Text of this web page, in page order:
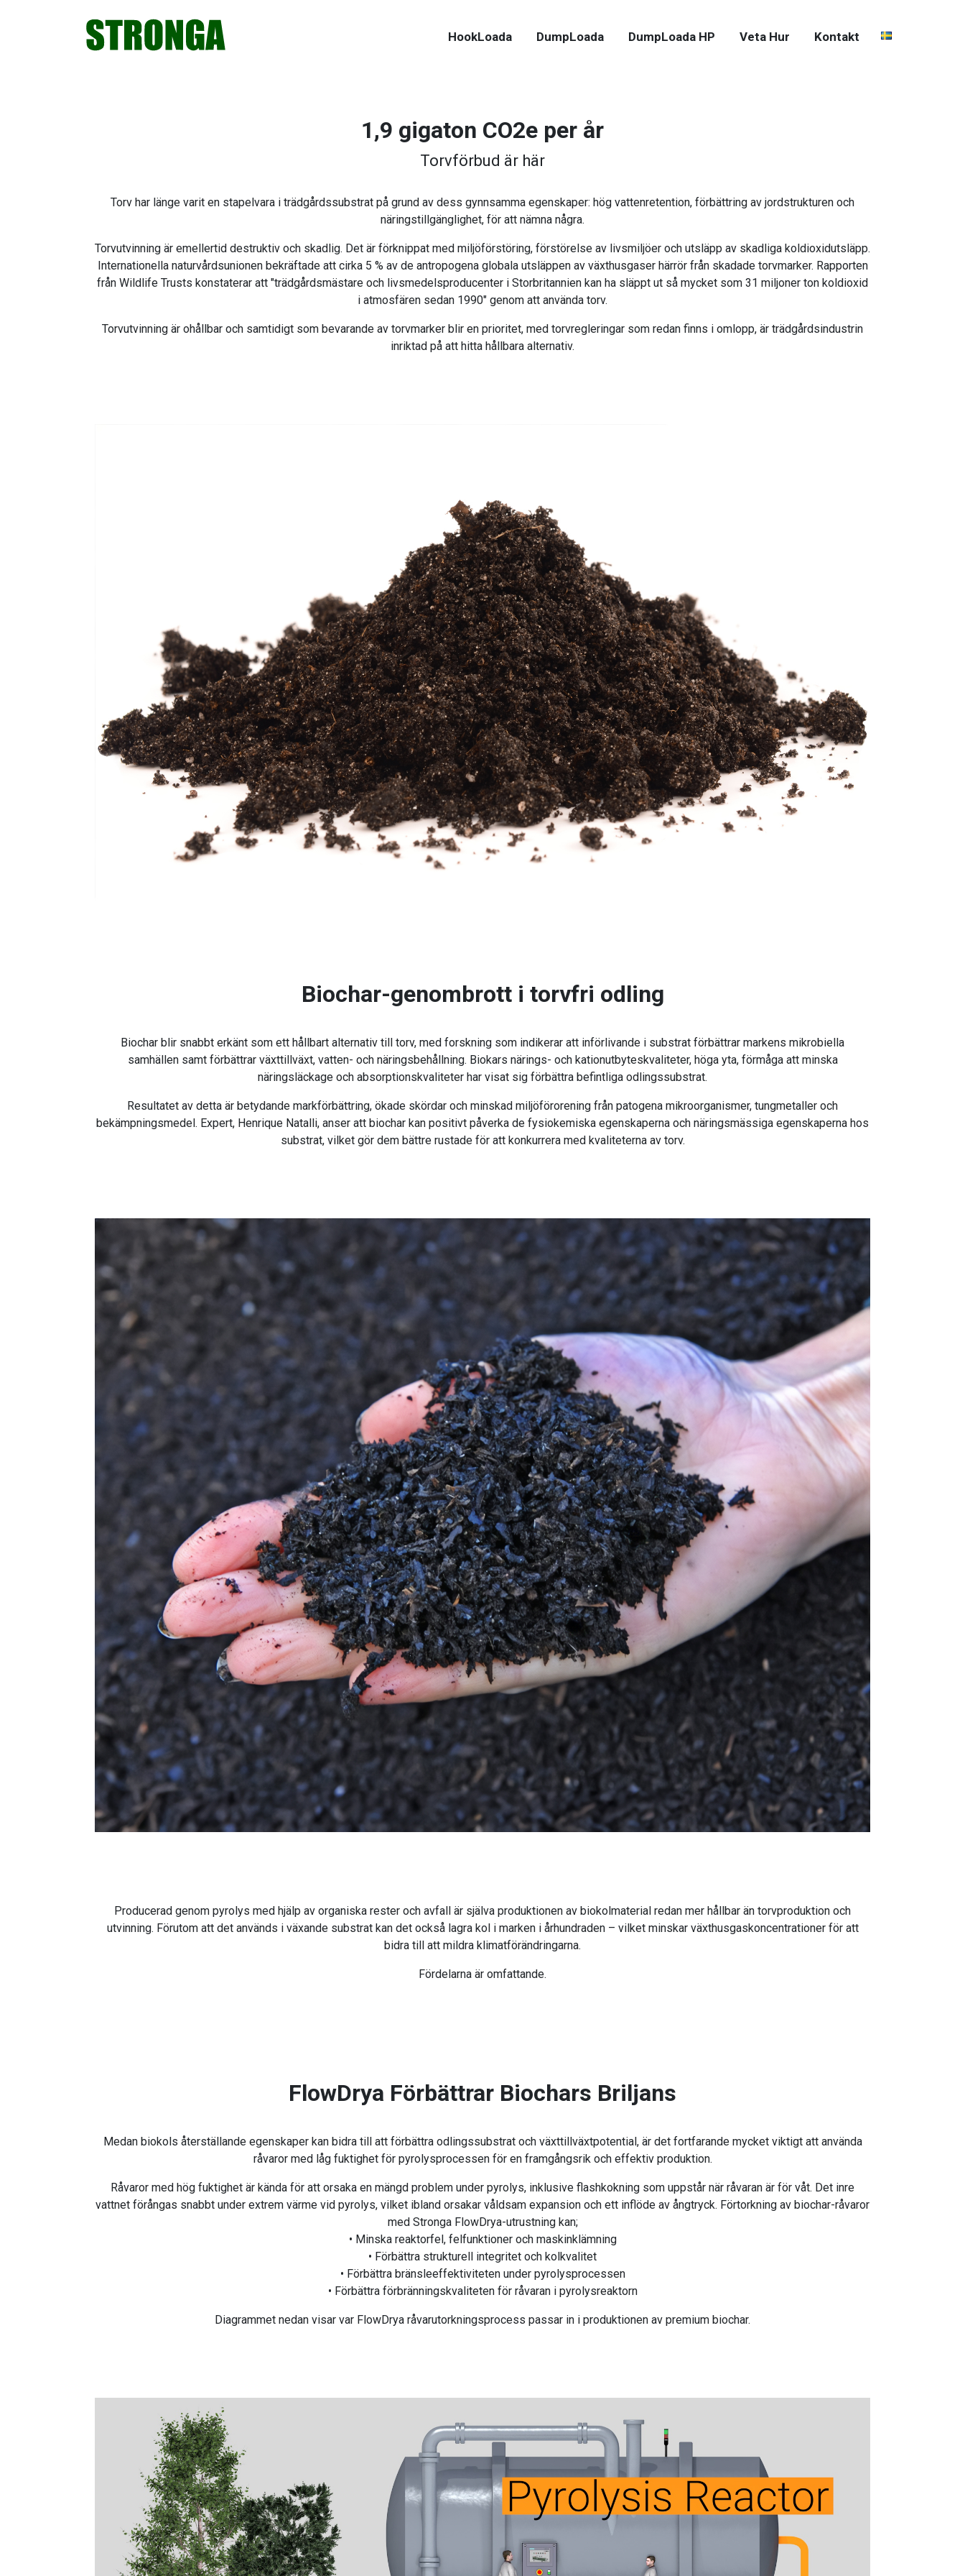
HookLoada DumpLoada DumpLoada HP Veta Hur Kontakt
1,9 gigaton CO2e per år
Torvförbud är här
Torv har länge varit en stapelvara i trädgårdssubstrat på grund av dess gynnsamma egenskaper: hög vattenretention, förbättring av jordstrukturen och
näringstillgänglighet, för att nämna några.
Torvutvinning är emellertid destruktiv och skadlig. Det är förknippat med miljöförstöring, förstörelse av livsmiljöer och utsläpp av skadliga koldioxidutsläpp.
Internationella naturvårdsunionen bekräftade att cirka 5 % av de antropogena globala utsläppen av växthusgaser härrör från skadade torvmarker. Rapporten
från Wildlife Trusts konstaterar att "trädgårdsmästare och livsmedelsproducenter i Storbritannien kan ha släppt ut så mycket som 31 miljoner ton koldioxid
i atmosfären sedan 1990" genom att använda torv.
Torvutvinning är ohållbar och samtidigt som bevarande av torvmarker blir en prioritet, med torvregleringar som redan finns i omlopp, är trädgårdsindustrin
inriktad på att hitta hållbara alternativ.
Biochar-genombrott i torvfri odling
Biochar blir snabbt erkänt som ett hållbart alternativ till torv, med forskning som indikerar att införlivande i substrat förbättrar markens mikrobiella
samhällen samt förbättrar växttillväxt, vatten- och näringsbehållning. Biokars närings- och kationutbyteskvaliteter, höga yta, förmåga att minska
näringsläckage och absorptionskvaliteter har visat sig förbättra befintliga odlingssubstrat.
Resultatet av detta är betydande markförbättring, ökade skördar och minskad miljöförorening från patogena mikroorganismer, tungmetaller och
bekämpningsmedel. Expert, Henrique Natalli, anser att biochar kan positivt påverka de fysiokemiska egenskaperna och näringsmässiga egenskaperna hos
substrat, vilket gör dem bättre rustade för att konkurrera med kvaliteterna av torv.
Producerad genom pyrolys med hjälp av organiska rester och avfall är själva produktionen av biokolmaterial redan mer hållbar än torvproduktion och
utvinning. Förutom att det används i växande substrat kan det också lagra kol i marken i århundraden – vilket minskar växthusgaskoncentrationer för att
bidra till att mildra klimatförändringarna.
Fördelarna är omfattande.
FlowDrya Förbättrar Biochars Briljans
Medan biokols återställande egenskaper kan bidra till att förbättra odlingssubstrat och växttillväxtpotential, är det fortfarande mycket viktigt att använda
råvaror med låg fuktighet för pyrolysprocessen för en framgångsrik och effektiv produktion.
Råvaror med hög fuktighet är kända för att orsaka en mängd problem under pyrolys, inklusive flashkokning som uppstår när råvaran är för våt. Det inre
vattnet förångas snabbt under extrem värme vid pyrolys, vilket ibland orsakar våldsam expansion och ett inflöde av ångtryck. Förtorkning av biochar-råvaror
med Stronga FlowDrya-utrustning kan;
• Minska reaktorfel, felfunktioner och maskinklämning
• Förbättra strukturell integritet och kolkvalitet
• Förbättra bränsleeffektiviteten under pyrolysprocessen
• Förbättra förbränningskvaliteten för råvaran i pyrolysreaktorn
Diagrammet nedan visar var FlowDrya råvarutorkningsprocess passar in i produktionen av premium biochar.